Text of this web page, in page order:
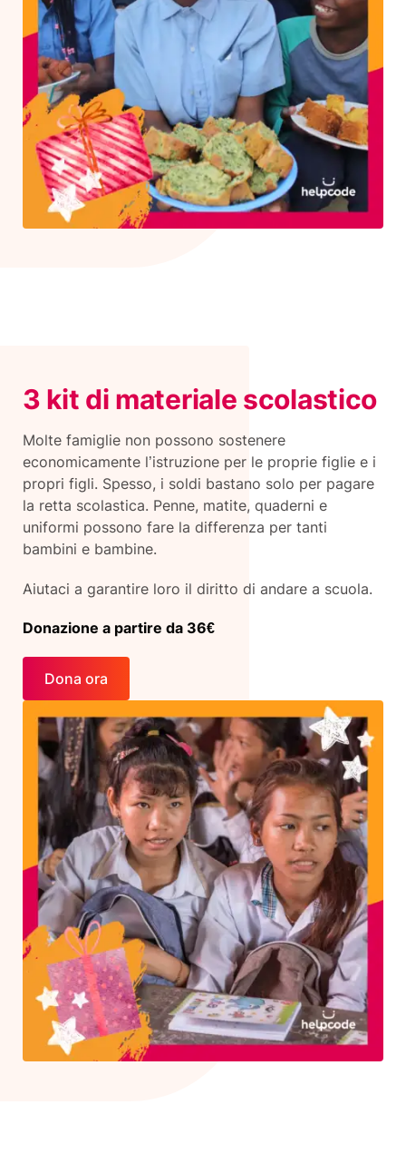
3 kit di materiale scolastico
Molte famiglie non possono sostenere
economicamente l’istruzione per le proprie figlie e i
propri figli. Spesso, i soldi bastano solo per pagare
la retta scolastica. Penne, matite, quaderni e
uniformi possono fare la differenza per tanti
bambini e bambine.
Aiutaci a garantire loro il diritto di andare a scuola.
Donazione a partire da 36€
Dona ora